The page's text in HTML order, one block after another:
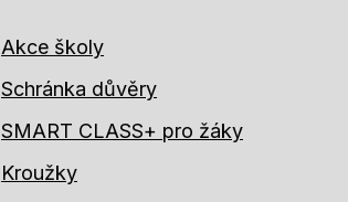
Akce školy
Schránka důvěry
SMART CLASS+ pro žáky
Kroužky